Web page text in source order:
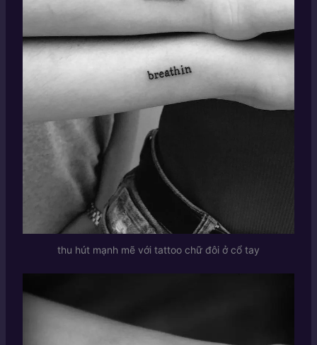
thu hút mạnh mẽ với tattoo chữ đôi ở cổ tay